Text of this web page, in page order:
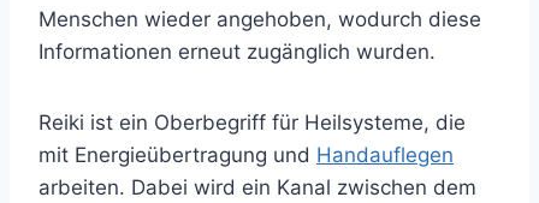
Menschen wieder angehoben, wodurch diese
Informationen erneut zugänglich wurden.
Reiki ist ein Oberbegriff für Heilsysteme, die
mit Energieübertragung und Handauflegen
arbeiten. Dabei wird ein Kanal zwischen dem